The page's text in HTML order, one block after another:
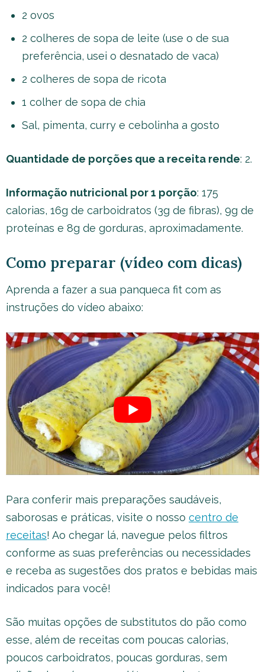
2 ovos
2 colheres de sopa de leite (use o de sua
preferência, usei o desnatado de vaca)
2 colheres de sopa de ricota
1 colher de sopa de chia
Sal, pimenta, curry e cebolinha a gosto
Quantidade de porções que a receita rende: 2.
Informação nutricional por 1 porção: 175
calorias, 16g de carboidratos (3g de fibras), 9g de
proteínas e 8g de gorduras, aproximadamente.
Como preparar (vídeo com dicas)
Aprenda a fazer a sua panqueca fit com as
instruções do vídeo abaixo:
Para conferir mais preparações saudáveis,
saborosas e práticas, visite o nosso centro de
receitas! Ao chegar lá, navegue pelos filtros
conforme as suas preferências ou necessidades
e receba as sugestões dos pratos e bebidas mais
indicados para você!
São muitas opções de substitutos do pão como
esse, além de receitas com poucas calorias,
poucos carboidratos, poucas gorduras, sem